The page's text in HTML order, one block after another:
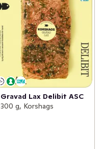
Gravad Lax Delibit ASC
300 g, Korshags